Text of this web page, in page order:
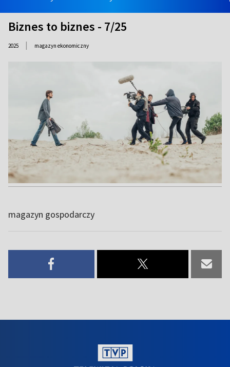
Biznes to biznes - 7/25
2025 | magazyn ekonomiczny
magazyn gospodarczy